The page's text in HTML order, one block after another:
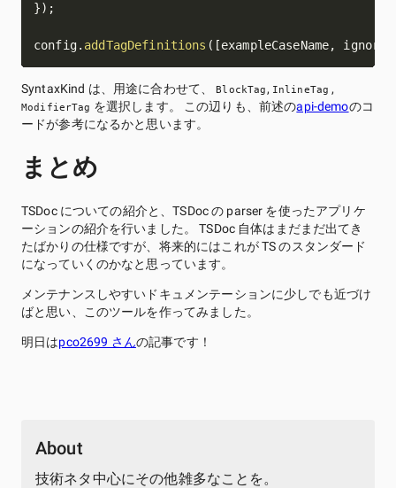
}) ;
config. addTagDefinitions ( [exampleCaseName,
SyntaxKind は、用途に合わせて、BlockTag, InlineTag ,
ModifierTag を選択します。 この辺りも、前述のapi-demoのコ
ードが参考になるかと思います。
まとめ
TSDoc についての紹介と、TSDoc の parser を使ったアプリケ
ーションの紹介を行いました。 TSDoc 自体はまだまだ出てき
たばかりの仕様ですが、将来的にはこれが TS のスタンダード
になっていくのかなと思っています。
メンテナンスしやすいドキュメンテーションに少しでも近づけ
ばと思い、このツールを作ってみました。
明日はpco2699 さんの記事です！
About
技術ネタ中心にその他雑多なことを。